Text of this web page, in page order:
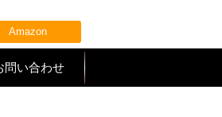
Amazon
問い合わせ